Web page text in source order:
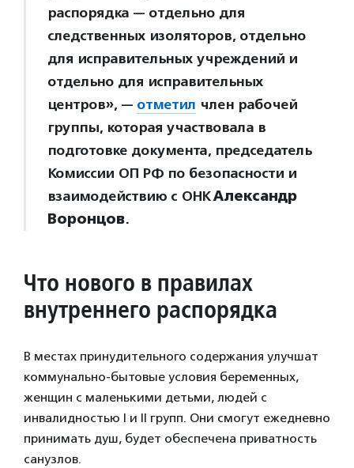
распорядка — отдельно для
следственных изоляторов, отдельно
для исправительных учреждений и
отдельно для исправительных
центров», — отметил член рабочей
группы, которая участвовала в
подготовке документа, председатель
Комиссии ОП РФ по безопасности и
взаимодействию с ОНКАлександр
Воронцов.
Что нового в правилах
внутреннего распорядка
В местах принудительного содержания улучшат
коммунально-бытовые условия беременных,
женщин с маленькими детьми, людей с
инвалидностью I и II групп. Они смогут ежедневно
принимать душ, будет обеспечена приватность
санузлов.